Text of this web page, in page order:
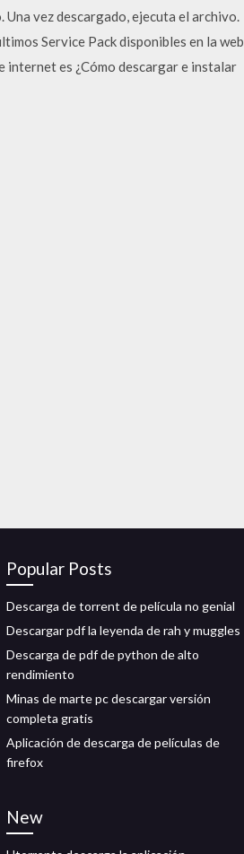
vez descargado, ejecuta el archivo.
Service Pack disponibles en la web
internet es ¿Cómo descargar e instalar
Popular Posts
Descarga de torrent de película no genial
Descargar pdf la leyenda de rah y muggles
Descarga de pdf de python de alto
rendimiento
Minas de marte pc descargar versión
completa gratis
Aplicación de descarga de películas de
firefox
New